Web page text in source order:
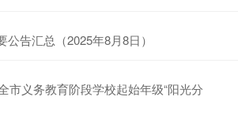
告汇总（2025年8月8日）
市义务教育阶段学校起始年级“阳光分